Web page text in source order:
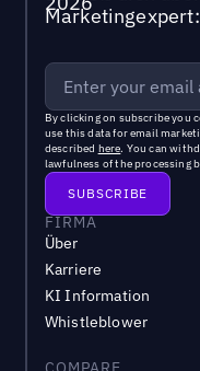
By clicking on subscribe you
use this data for email
described here. You can
lawfulness of the processing
FIRMA
Über
Karriere
KI Information
Whistleblower